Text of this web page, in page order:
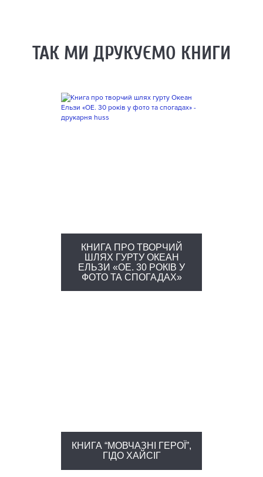
ТАК МИ ДРУКУЄМО КНИГИ
КНИГА ПРО ТВОРЧИЙ
ШЛЯХ ГУРТУ ОКЕАН
ЕЛЬЗИ «ОЕ. 30 РОКІВ У
ФОТО ТА СПОГАДАХ»
КНИГА “МОВЧАЗНІ ГЕРОЇ”,
ГІДО ХАЙСІГ